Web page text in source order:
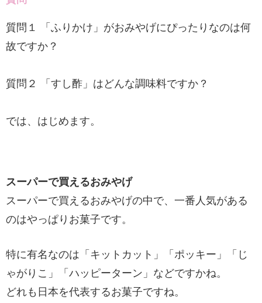
質問１ 「ふりかけ」がおみやげにぴったりなのは何
故ですか？
質問２ 「すし酢」はどんな調味料ですか？
では、はじめます。
スーパーで買えるおみやげ
スーパーで買えるおみやげの中で、一番人気がある
のはやっぱりお菓子です。
特に有名なのは「キットカット」「ポッキー」「じ
ゃがりこ」「ハッピーターン」などですかね。
どれも日本を代表するお菓子ですね。